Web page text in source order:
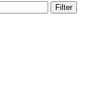
Filter